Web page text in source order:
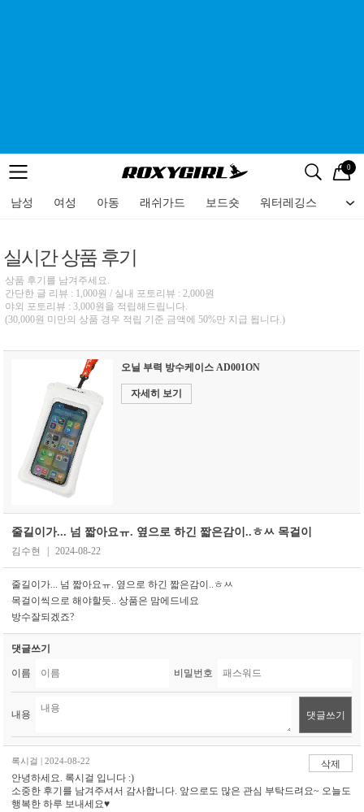
메뉴 검색
로고 0
남성 여성 아동 래쉬가드 보드숏 워터레깅스 비
메뉴
실시간 상품 후기
상품 후기를 남겨주세요.
간단한 글 리뷰 : 1,000원 / 실내 포토리뷰 : 2,000원
야외 포토리뷰 : 3,000원을 적립해드립니다.
(30,000원 미만의 상품 경우 적립 기준 금액에 50%만 지급 됩니다.)
오닐 부력 방수케이스 AD001ON
자세히 보기
줄길이가... 넘 짧아요ㅠ. 옆으로 하긴 짧은감이..ㅎㅆ 목걸이
김수현 2024-08-22
줄길이가... 넘 짧아요ㅠ. 옆으로 하긴 짧은감이..ㅎㅆ
목걸이씩으로 해야할듯.. 상품은 맘에드네요
방수잘되겠죠?
댓글쓰기
이름 비밀번호
내용 댓글쓰기
록시걸 | 2024-08-22
삭제
안녕하세요. 록시걸 입니다 :)
소중한 후기를 남겨주셔서 감사합니다. 앞으로도 많은 관심 부탁드려요~ 오늘도
행복한 하루 보내세요♥